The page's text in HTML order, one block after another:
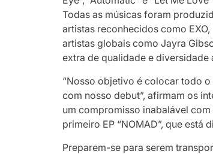
Todas as músicas foram
artistas reconhecidos como
artistas globais como Jayra
extra de qualidade e diversidade
“Nosso objetivo é colocar todo
com nosso debut”, afirmam os
um compromisso inabalável
primeiro EP “NOMAD”, que
Preparem-se para serem